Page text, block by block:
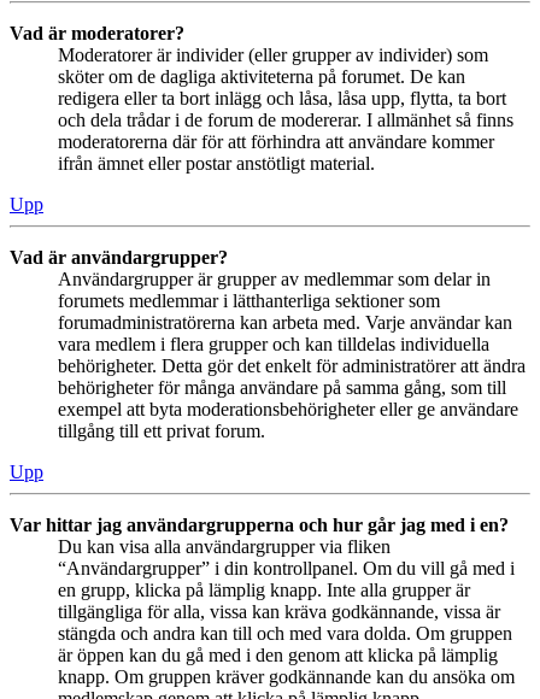
Vad är moderatorer?
Moderatorer är individer (eller grupper av individer) som
sköter om de dagliga aktiviteterna på forumet. De kan
redigera eller ta bort inlägg och låsa, låsa upp, flytta, ta bort
och dela trådar i de forum de modererar. I allmänhet så finns
moderatorerna där för att förhindra att användare kommer
ifrån ämnet eller postar anstötligt material.
Upp
Vad är användargrupper?
Användargrupper är grupper av medlemmar som delar in
forumets medlemmar i lätthanterliga sektioner som
forumadministratörerna kan arbeta med. Varje användar kan
vara medlem i flera grupper och kan tilldelas individuella
behörigheter. Detta gör det enkelt för administratörer att ändra
behörigheter för många användare på samma gång, som till
exempel att byta moderationsbehörigheter eller ge användare
tillgång till ett privat forum.
Upp
Var hittar jag användargrupperna och hur går jag med i en?
Du kan visa alla användargrupper via fliken
“Användargrupper” i din kontrollpanel. Om du vill gå med i
en grupp, klicka på lämplig knapp. Inte alla grupper är
tillgängliga för alla, vissa kan kräva godkännande, vissa är
stängda och andra kan till och med vara dolda. Om gruppen
är öppen kan du gå med i den genom att klicka på lämplig
knapp. Om gruppen kräver godkännande kan du ansöka om